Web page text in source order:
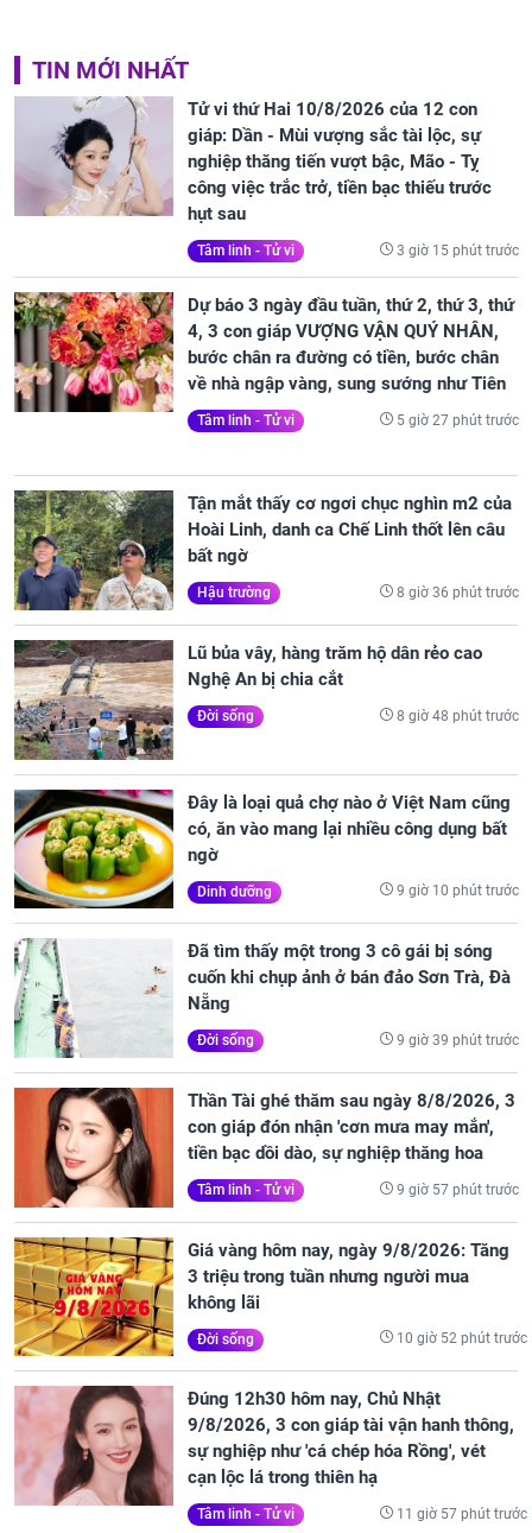
TIN MỚI NHẤT
Tử vi thứ Hai 10/8/2026 của 12 con
giáp: Dần - Mùi vượng sắc tài lộc, sự
nghiệp thăng tiến vượt bậc, Mão - Tỵ
công việc trắc trở, tiền bạc thiếu trước
hụt sau
Tâm linh - Tử vi 3 giờ 15 phút trước
Dự báo 3 ngày đầu tuần, thứ 2, thứ 3, thứ
4, 3 con giáp VƯỢNG VẬN QUÝ NHÂN,
bước chân ra đường có tiền, bước chân
về nhà ngập vàng, sung sướng như Tiên
Tâm linh - Tử vi 5 giờ 27 phút trước
Tận mắt thấy cơ ngơi chục nghìn m2 của
Hoài Linh, danh ca Chế Linh thốt lên câu
bất ngờ
Hậu trường 8 giờ 36 phút trước
Lũ bủa vây, hàng trăm hộ dân rẻo cao
Nghệ An bị chia cắt
Đời sống 8 giờ 48 phút trước
Đây là loại quả chợ nào ở Việt Nam cũng
có, ăn vào mang lại nhiều công dụng bất
ngờ
Dinh dưỡng 9 giờ 10 phút trước
Đã tìm thấy một trong 3 cô gái bị sóng
cuốn khi chụp ảnh ở bán đảo Sơn Trà, Đà
Nẵng
Đời sống 9 giờ 39 phút trước
Thần Tài ghé thăm sau ngày 8/8/2026, 3
con giáp đón nhận 'cơn mưa may mắn',
tiền bạc dồi dào, sự nghiệp thăng hoa
Tâm linh - Tử vi 9 giờ 57 phút trước
Giá vàng hôm nay, ngày 9/8/2026: Tăng
3 triệu trong tuần nhưng người mua
không lãi
Đời sống 10 giờ 52 phút trước
Đúng 12h30 hôm nay, Chủ Nhật
9/8/2026, 3 con giáp tài vận hanh thông,
sự nghiệp như 'cá chép hóa Rồng', vét
cạn lộc lá trong thiên hạ
Tâm linh - Tử vi 11 giờ 57 phút trước